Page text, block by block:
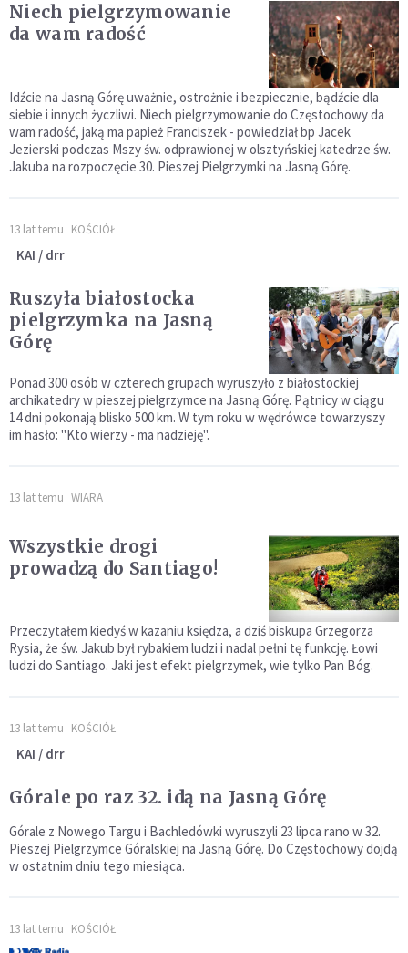
Niech pielgrzymowanie
da wam radość
Idźcie na Jasną Górę uważnie, ostrożnie i bezpiecznie, bądźcie dla
siebie i innych życzliwi. Niech pielgrzymowanie do Częstochowy da
wam radość, jaką ma papież Franciszek - powiedział bp Jacek
Jezierski podczas Mszy św. odprawionej w olsztyńskiej katedrze św.
Jakuba na rozpoczęcie 30. Pieszej Pielgrzymki na Jasną Górę.
13 lat temu KOŚCIÓŁ
KAI / drr
Ruszyła białostocka
pielgrzymka na Jasną
Górę
Ponad 300 osób w czterech grupach wyruszyło z białostockiej
archikatedry w pieszej pielgrzymce na Jasną Górę. Pątnicy w ciągu
14 dni pokonają blisko 500 km. W tym roku w wędrówce towarzyszy
im hasło: "Kto wierzy - ma nadzieję".
13 lat temu WIARA
Wszystkie drogi
prowadzą do Santiago!
Przeczytałem kiedyś w kazaniu księdza, a dziś biskupa Grzegorza
Rysia, że św. Jakub był rybakiem ludzi i nadal pełni tę funkcję. Łowi
ludzi do Santiago. Jaki jest efekt pielgrzymek, wie tylko Pan Bóg.
13 lat temu KOŚCIÓŁ
KAI / drr
Górale po raz 32. idą na Jasną Górę
Górale z Nowego Targu i Bachledówki wyruszyli 23 lipca rano w 32.
Pieszej Pielgrzymce Góralskiej na Jasną Górę. Do Częstochowy dojdą
w ostatnim dniu tego miesiąca.
13 lat temu KOŚCIÓŁ